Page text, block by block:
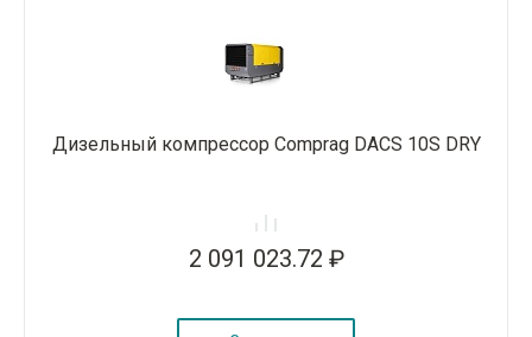
Дизельный компрессор Comprag DACS 10S DRY
2 091 023.72 ₽